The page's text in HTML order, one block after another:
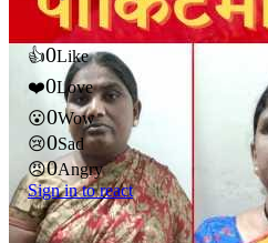
👍0Like
❤️0Love
😮0Wow
😢0Sad
😠0Angry
Sign in to react